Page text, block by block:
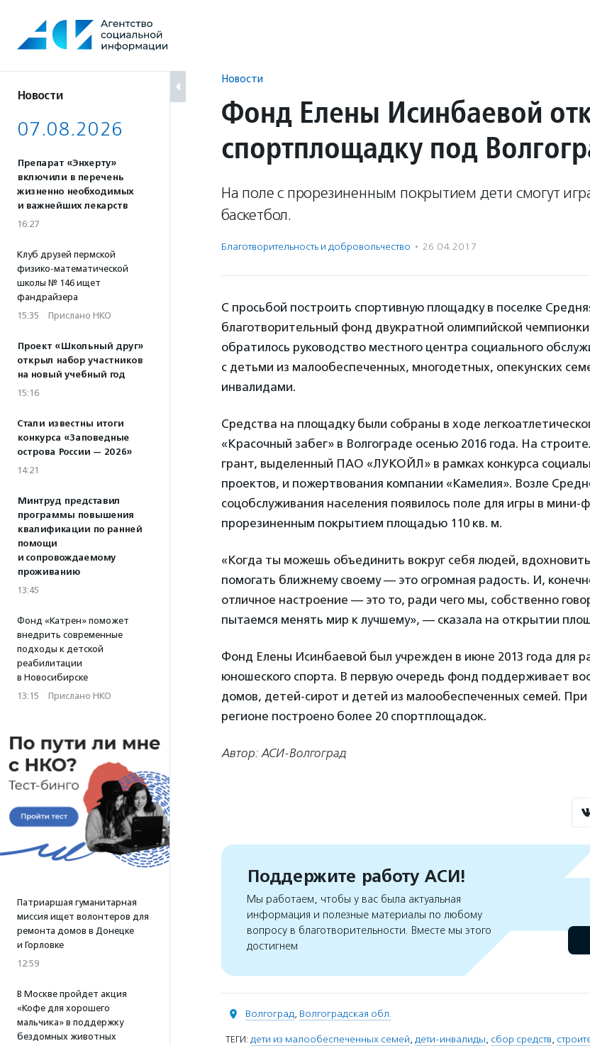
содержанию
Новости
07.08.2026
Препарат «Энхерту»
включили в перечень
жизненно необходимых
и важнейших лекарств
16:27
Клуб друзей пермской
физико-математической
школы № 146 ищет
фандрайзера
15:35 · Прислано НКО
Проект «Школьный друг»
открыл набор участников
на новый учебный год
15:16
Стали известны итоги
конкурса «Заповедные
острова России — 2026»
14:21
Минтруд представил
программы повышения
квалификации по ранней
помощи
и сопровождаемому
проживанию
13:45
Фонд «Катрен» поможет
внедрить современные
подходы к детской
реабилитации
в Новосибирске
13:15 · Прислано НКО
Патриаршая гуманитарная
миссия ищет волонтеров для
ремонта домов в Донецке
и Горловке
12:59
В Москве пройдет акция
«Кофе для хорошего
мальчика» в поддержку
бездомных животных
Новости
Фонд Елены Исинбаевой
спортплощадку под
На поле с прорезиненным покрытием дети смогут
баскетбол.
Благотвори­тель­ность и доброволь­чест­во · 26.04.2017
С просьбой построить спортивную площадку в поселке
благотворительный фонд двукратной олимпийской чемпионки
обратилось руководство местного центра социального
с детьми из малообеспеченных, многодетных, опекунских
инвалидами.
Средства на площадку были собраны в ходе
«Красочный забег» в Волгограде осенью 2016 года. На
грант, выделенный ПАО «ЛУКОЙЛ» в рамках конкурса
проектов, и пожертвования компании «Камелия». Возле
соцобслуживания населения появилось поле для игры в мини-
прорезиненным покрытием площадью 110 кв. м.
«Когда ты можешь объединить вокруг себя людей,
помогать ближнему своему — это огромная радость. И,
отличное настроение — это то, ради чего мы, собственно
пытаемся менять мир к лучшему», — сказала на открытии
Фонд Елены Исинбаевой был учрежден в июне 2013 года для
юношеского спорта. В первую очередь фонд поддерживает
домов, детей-сирот и детей из малообеспеченных семей. При
регионе построено более 20 спортплощадок.
Автор: АСИ-Волгоград
Поддержите работу АСИ!
Мы работаем, чтобы у вас была актуальная
информация и полезные материалы по любому
вопросу в благотворительности. Вместе мы этого
достигнем
Волгоград, Волгоградская обл.
ТЕГИ: дети из малообеспеченных семей, дети-инвалиды, сбор средств,